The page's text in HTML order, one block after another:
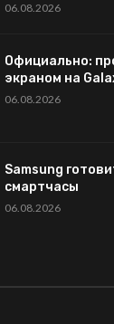
06.08.2026
Официально:
экраном на
06.08.2026
Samsung
смартчасы
06.08.2026